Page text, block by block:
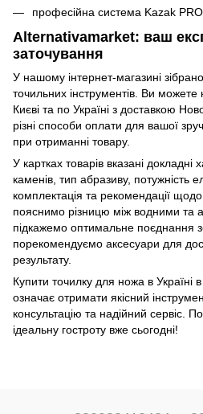
професійна система Kazak
Alternativamarket: ваш
заточування
У нашому інтернет-магазині
точильних інструментів. Ви можете
Києві та по Україні з доставкою
різні способи оплати для вашої
при отриманні товару.
У картках товарів вказані докладні
каменів, тип абразиву, потужність
комплектація та рекомендації
пояснимо різницю між водними та
підкажемо оптимальне поєднання
порекомендуємо аксесуари для
результату.
Купити точилку для ножа в
означає отримати якісний
консультацію та надійний сервіс.
ідеальну гостроту вже сьогодні!